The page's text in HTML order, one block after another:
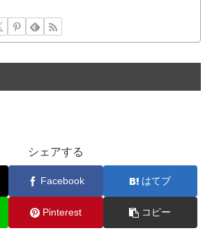
シェアする
Facebook はてブ
Pinterest コピー